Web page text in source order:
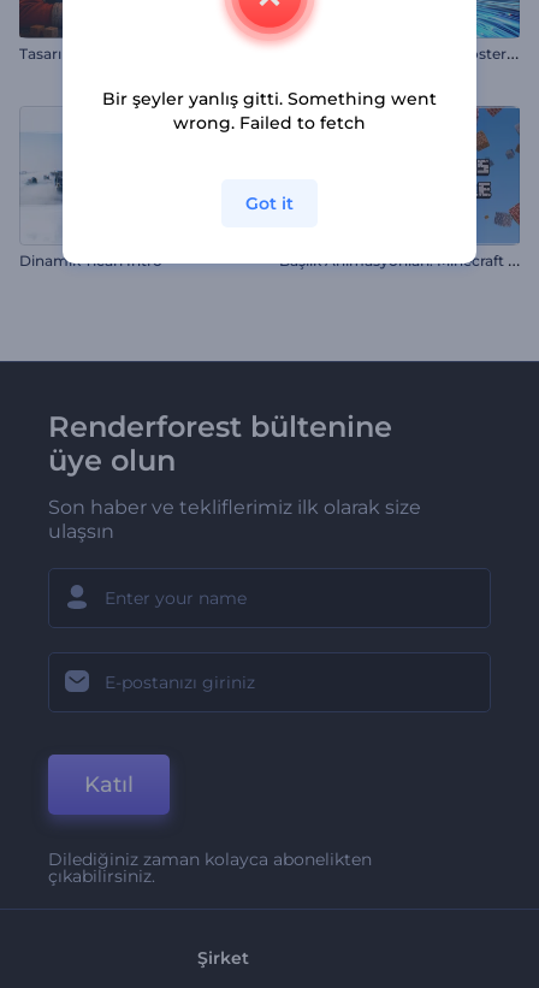
Tasarımcının Eskiz Defteri Giriş K
inetik Parçacıklar Logo Gösterimi
Dinamik Ticari İntro B
aşlık Animasyonları: Minecraft Tarzı
Renderforest bültenine
üye olun
Son haber ve tekliflerimiz ilk olarak size
ulaşsın
Katıl
Dilediğiniz zaman kolayca abonelikten
çıkabilirsiniz.
Şirket
Bir şeyler yanlış gitti. Something went
wrong. Failed to fetch
Got it